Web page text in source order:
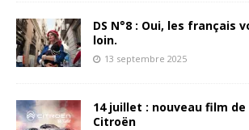
DS N°8 : Oui, les français
loin.
13 septembre 2025
14 juillet : nouveau film
Citroën